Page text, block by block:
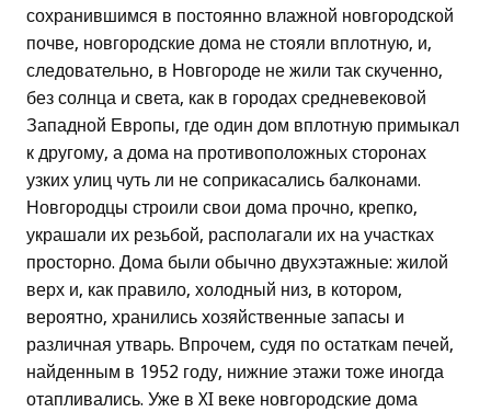
сохранившимся в постоянно влажной новгородской
почве, новгородские дома не стояли вплотную, и,
следовательно, в Новгороде не жили так скученно,
без солнца и света, как в городах средневековой
Западной Европы, где один дом вплотную примыкал
к другому, а дома на противоположных сторонах
узких улиц чуть ли не соприкасались балконами.
Новгородцы строили свои дома прочно, крепко,
украшали их резьбой, располагали их на участках
просторно. Дома были обычно двухэтажные: жилой
верх и, как правило, холодный низ, в котором,
вероятно, хранились хозяйственные запасы и
различная утварь. Впрочем, судя по остаткам печей,
найденным в 1952 году, нижние этажи тоже иногда
отапливались. Уже в XI веке новгородские дома